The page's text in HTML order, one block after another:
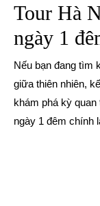
Tour Hà
ngày 1
Nếu bạn đang tìm kiếm một chuyến nghỉ dưỡng đúng nghĩa
giữa thiên nhiên,
khám phá kỳ quan
ngày 1 đêm chính